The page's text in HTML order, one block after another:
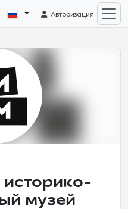
Авторизация
музей